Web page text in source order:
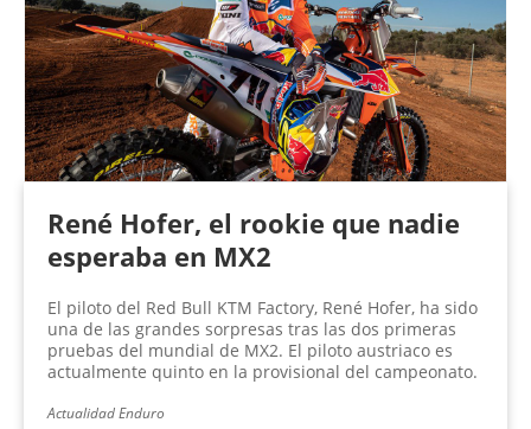
René Hofer, el rookie que nadie
esperaba en MX2
El piloto del Red Bull KTM Factory, René Hofer, ha sido
una de las grandes sorpresas tras las dos primeras
pruebas del mundial de MX2. El piloto austriaco es
actualmente quinto en la provisional del campeonato.
Actualidad Enduro